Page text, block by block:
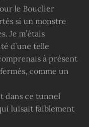
le Bouclier
si un monstre
Je m’étais
d’une telle
à présent
comme un
dans ce tunnel
luisait faiblement